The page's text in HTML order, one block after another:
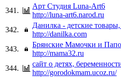
341.
Арт Студия Luna-Art6
http://luna-art6.narod.ru
342.
Данилка - детские
http://danilka.com
343.
Брянские Мамочки и
http://mama32.ru
344.
cайт о детях,
http://gorodokmam.ucoz.ru/